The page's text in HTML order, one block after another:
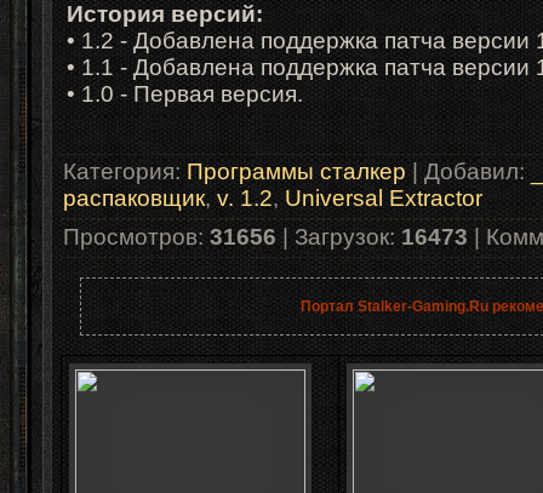
История версий:
• 1.2 - Добавлена поддержка патча версии
• 1.1 - Добавлена поддержка патча версии
• 1.0 - Первая версия.
Категория: Программы сталкер| Добавил:
распаковщик,v. 1.2, Universal Extractor
Просмотров: 31656 | Загрузок: 16473 |
Портал Stalker-Gaming.Ru